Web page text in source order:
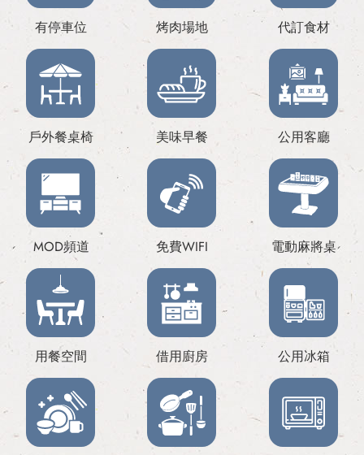
有停車位 烤肉場地 代訂食材
戶外餐桌椅 美味早餐 公用客廳
MOD頻道 免費WIFI 電動麻將桌
用餐空間 借用廚房 公用冰箱